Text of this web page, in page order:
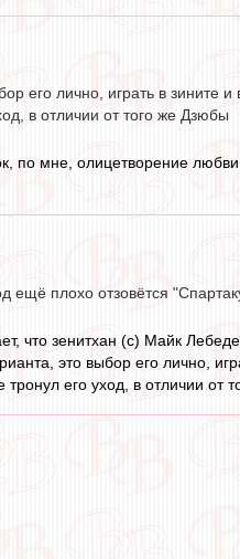
его лично, играть в зините
в отличии от того же Дзюбы
по мне, олицетворение любви
ещё плохо отзовётся
что зенитхан (с) Майк
это выбор его лично,
его уход, в отличии от